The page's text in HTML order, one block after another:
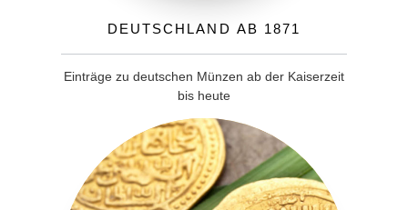
Deutschland ab 1871
Einträge zu deutschen Münzen ab der Kaiserzeit
bis heute